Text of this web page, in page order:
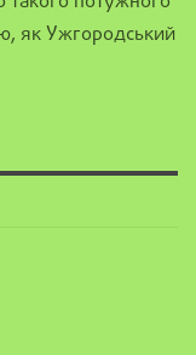
як Ужгородський